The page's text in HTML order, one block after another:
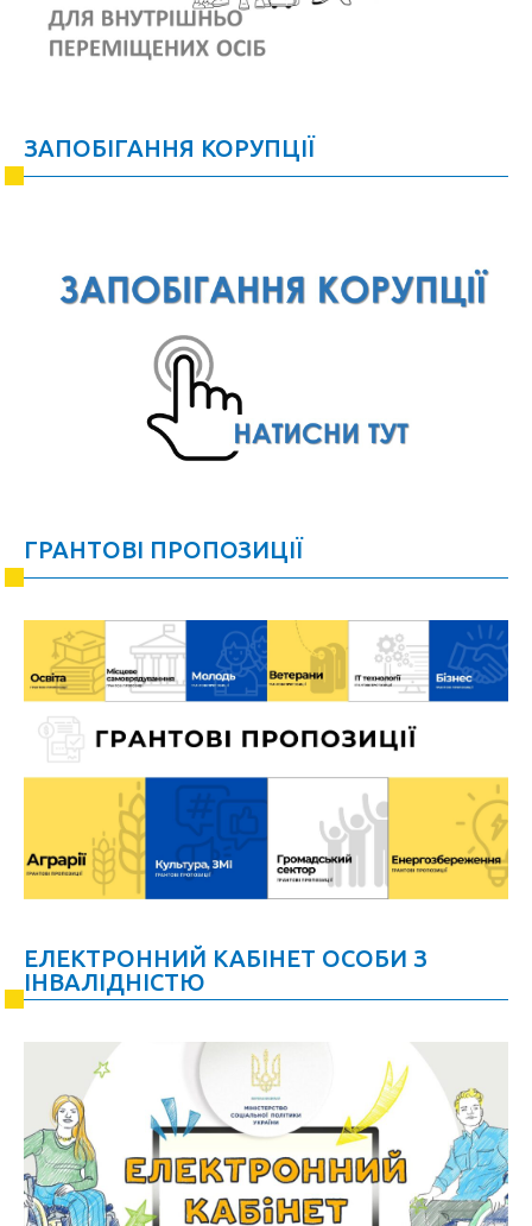
ЗАПОБІГАННЯ КОРУПЦІЇ
ГРАНТОВІ ПРОПОЗИЦІЇ
ЕЛЕКТРОННИЙ КАБІНЕТ ОСОБИ З
ІНВАЛІДНІСТЮ